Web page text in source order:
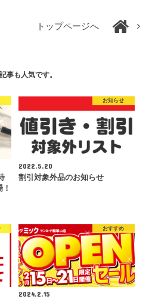
トップページへ
事も人気です。
お知らせ
2022.5.20
割引対象外品のお知らせ
おすすめ
2024.2.15